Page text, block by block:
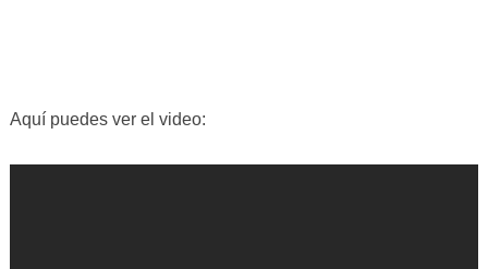
Aquí puedes ver el video: